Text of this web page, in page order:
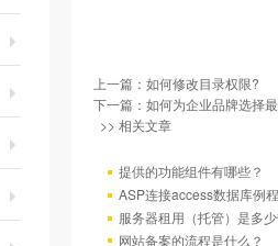
上一篇： 如何修改目录权限?
下一篇： 如何为企业品牌选择
>> 相关文章
提供的功能组件有哪些？
ASP连接access数据库例程
服务器租用（托管）是多
网站备案的流程是什么？